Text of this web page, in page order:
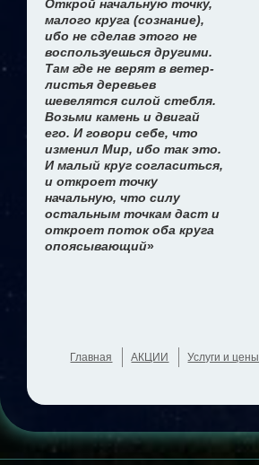
Открой начальную точку,
малого круга (сознание),
ибо не сделав этого не
воспользуешься другими.
Там где не верят в ветер-
листья деревьев
шевелятся силой стебля.
Возьми камень и двигай
его. И говори себе, что
изменил Мир, ибо так это.
И малый круг согласиться,
и откроет точку
начальную, что силу
остальным точкам даст и
откроет поток оба круга
опоясывающий»
Главная АКЦИИ Услуги и цены